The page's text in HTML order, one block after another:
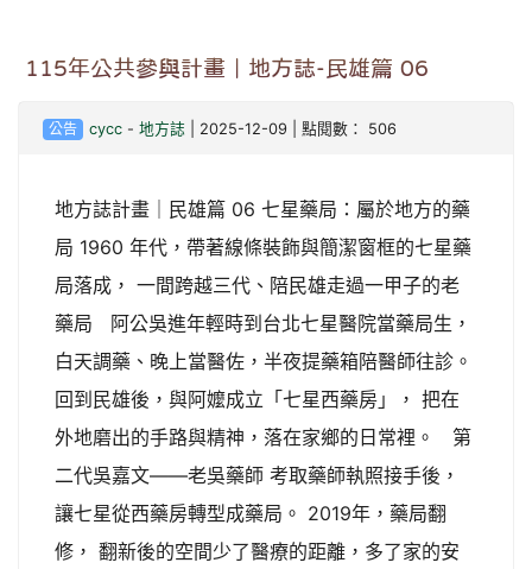
115年公共參與計畫｜地方誌-民雄篇 06
公告 cycc- 地方誌 | 2025-12-09 | 點閱數： 506
地方誌計畫｜民雄篇 06 七星藥局：屬於地方的藥
局 1960 年代，帶著線條裝飾與簡潔窗框的七星藥
局落成， 一間跨越三代、陪民雄走過一甲子的老
藥局 阿公吳進年輕時到台北七星醫院當藥局生，
白天調藥、晚上當醫佐，半夜提藥箱陪醫師往診。
回到民雄後，與阿嬤成立「七星西藥房」， 把在
外地磨出的手路與精神，落在家鄉的日常裡。 第
二代吳嘉文——老吳藥師 考取藥師執照接手後，
讓七星從西藥房轉型成藥局。 2019年，藥局翻
修， 翻新後的空間少了醫療的距離，多了家的安